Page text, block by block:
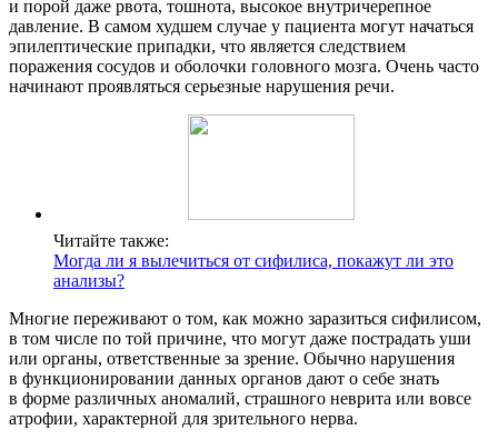
и порой даже рвота, тошнота, высокое внутричерепное
давление. В самом худшем случае у пациента могут начаться
эпилептические припадки, что является следствием
поражения сосудов и оболочки головного мозга. Очень часто
начинают проявляться серьезные нарушения речи.
Читайте также:
Могда ли я вылечиться от сифилиса, покажут ли это
анализы?
Многие переживают о том, как можно заразиться сифилисом,
в том числе по той причине, что могут даже пострадать уши
или органы, ответственные за зрение. Обычно нарушения
в функционировании данных органов дают о себе знать
в форме различных аномалий, страшного неврита или вовсе
атрофии, характерной для зрительного нерва.